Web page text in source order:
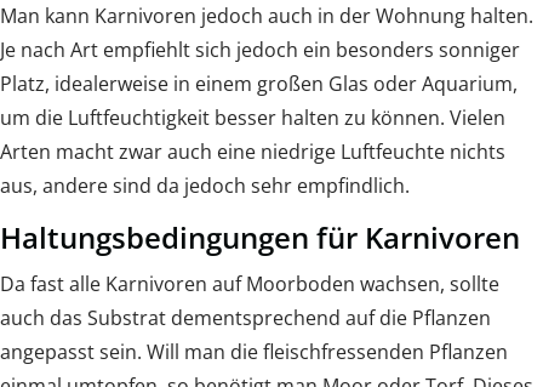
Man kann Karnivoren jedoch auch in der Wohnung halten.
Je nach Art empfiehlt sich jedoch ein besonders sonniger
Platz, idealerweise in einem großen Glas oder Aquarium,
um die Luftfeuchtigkeit besser halten zu können. Vielen
Arten macht zwar auch eine niedrige Luftfeuchte nichts
aus, andere sind da jedoch sehr empfindlich.
Haltungsbedingungen für Karnivoren
Da fast alle Karnivoren auf Moorboden wachsen, sollte
auch das Substrat dementsprechend auf die Pflanzen
angepasst sein. Will man die fleischfressenden Pflanzen